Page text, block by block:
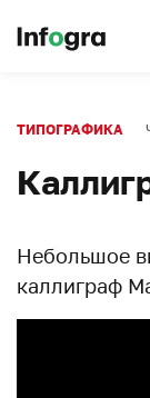
ТИПОГРАФИКА
Небольшое
каллиграф